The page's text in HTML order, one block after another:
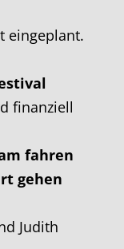
eingeplant.
finanziell
fahren
gehen
Judith